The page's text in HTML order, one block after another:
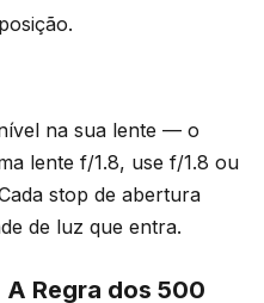
na sua lente — o
lente f/1.8, use f/1.8 ou
stop de abertura
de luz que entra.
Regra dos 500